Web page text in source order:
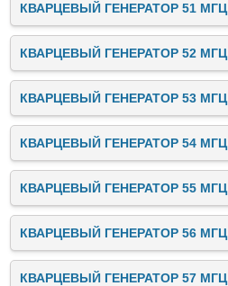
КВАРЦЕВЫЙ ГЕНЕРАТОР 51 МГЦ
КВАРЦЕВЫЙ ГЕНЕРАТОР 52 МГЦ
КВАРЦЕВЫЙ ГЕНЕРАТОР 53 МГЦ
КВАРЦЕВЫЙ ГЕНЕРАТОР 54 МГЦ
КВАРЦЕВЫЙ ГЕНЕРАТОР 55 МГЦ
КВАРЦЕВЫЙ ГЕНЕРАТОР 56 МГЦ
КВАРЦЕВЫЙ ГЕНЕРАТОР 57 МГЦ